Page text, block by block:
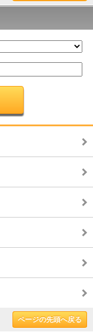
ページの先頭へ戻る